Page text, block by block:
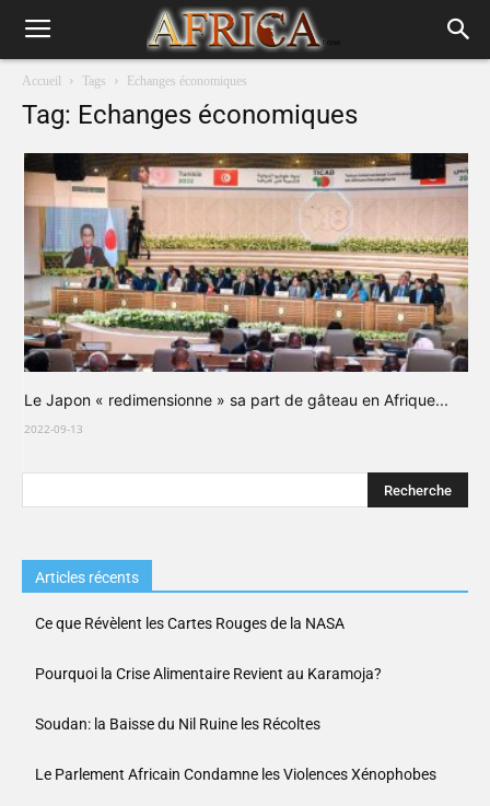
Accueil Tags Echanges économiques
Tag: Echanges économiques
Le Japon « redimensionne » sa part de gâteau en Afrique...
2022-09-13
Articles récents
Ce que Révèlent les Cartes Rouges de la NASA
Pourquoi la Crise Alimentaire Revient au Karamoja?
Soudan: la Baisse du Nil Ruine les Récoltes
Le Parlement Africain Condamne les Violences Xénophobes